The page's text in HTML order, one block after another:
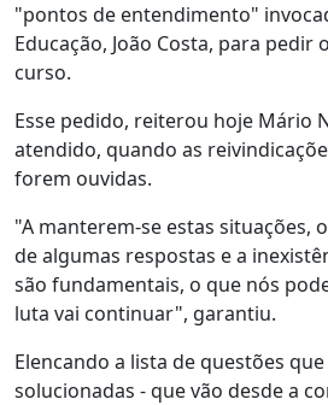
"pontos de entendimento"
Educação, João Costa, para pedir
curso.
Esse pedido, reiterou hoje Mário
atendido, quando as
forem ouvidas.
"A manterem-se estas situações,
de algumas respostas e a
são fundamentais, o que nós
luta vai continuar", garantiu.
Elencando a lista de questões
solucionadas - que vão desde a